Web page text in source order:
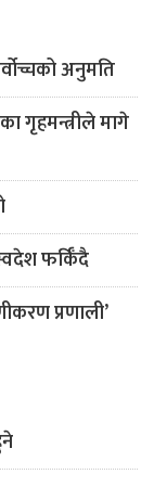
अनुमति
गृहमन्त्रीले मागे
फर्किँदै
प्रणाली’